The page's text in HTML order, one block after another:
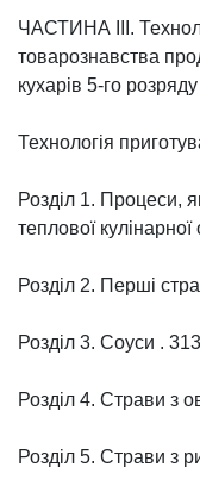
ЧАСТИНА ІІІ.
товарознавства
кухарів 5-го
Технологія
Розділ 1. Процеси,
теплової
Розділ 2. Перші
Розділ 3. Соуси . 313
Розділ 4. Страви з
Розділ 5. Страви з